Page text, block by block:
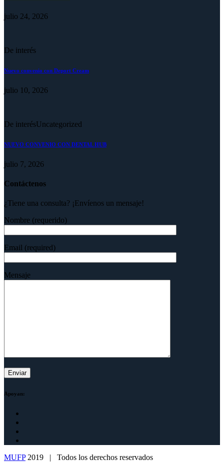
julio 24, 2026
De interés
Nuevo convenio con Deport Cream
julio 10, 2026
De interésUncategorized
NUEVO CONVENIO CON DENTAL HUB
julio 7, 2026
Contáctenos
¿Tiene una consulta? ¡Envíenos un mensaje!
Nombre (requerido)
Email (required)
Mensaje
Apoyan:
MUFP2019 | Todos los derechos reservados